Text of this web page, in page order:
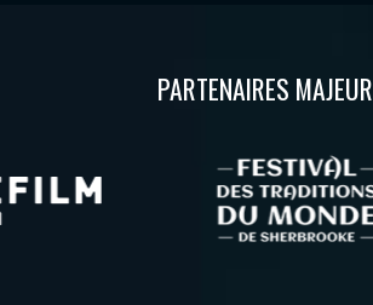
PARTENAIRES